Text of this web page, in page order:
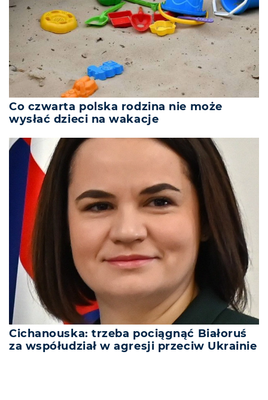
Co czwarta polska rodzina nie może
wysłać dzieci na wakacje
Cichanouska: trzeba pociągnąć Białoruś
za współudział w agresji przeciw Ukrainie